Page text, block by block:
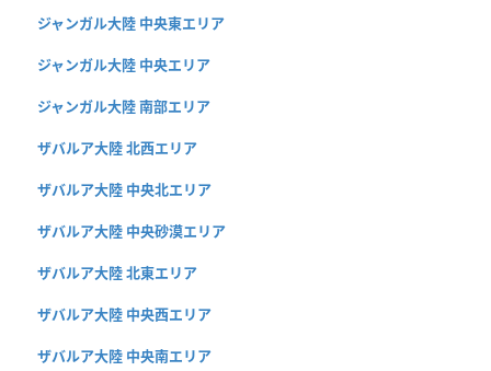
ジャンガル大陸 中央東エリア
ジャンガル大陸 中央エリア
ジャンガル大陸 南部エリア
ザバルア大陸 北西エリア
ザバルア大陸 中央北エリア
ザバルア大陸 中央砂漠エリア
ザバルア大陸 北東エリア
ザバルア大陸 中央西エリア
ザバルア大陸 中央南エリア